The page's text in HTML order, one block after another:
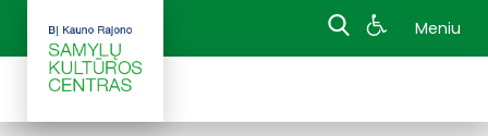
Meniu